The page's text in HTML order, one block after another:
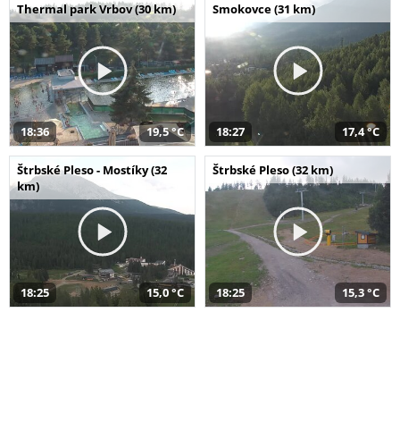
Thermal park Vrbov (30 km)
18:36 19,5 °C
Smokovce (31 km)
18:27 17,4 °C
Štrbské Pleso - Mostíky (32
km)
18:25 15,0 °C
Štrbské Pleso (32 km)
18:25 15,3 °C